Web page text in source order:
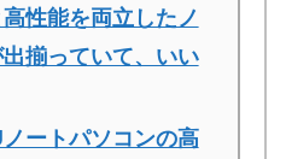
性能を両立したノ
揃っていて、いい
ートパソコンの高